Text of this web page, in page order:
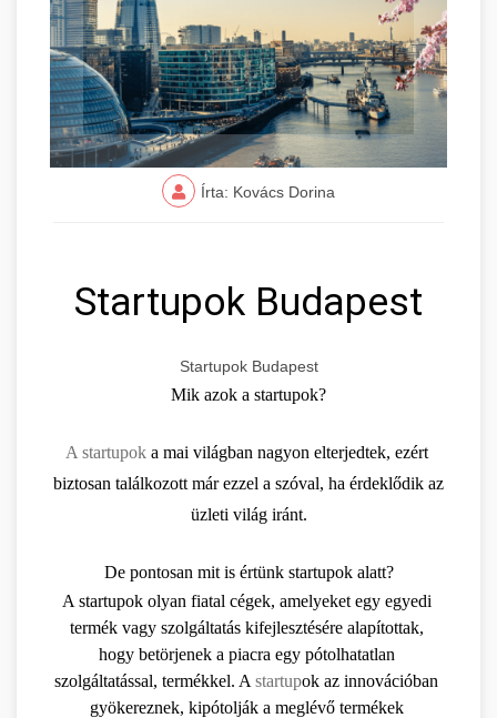
Írta: Kovács Dorina
Startupok Budapest
Startupok Budapest
Mik azok a startupok?
A startupok a mai világban nagyon elterjedtek, ezért
biztosan találkozott már ezzel a szóval, ha érdeklődik az
üzleti világ iránt.
De pontosan mit is értünk startupok alatt?
A startupok olyan fiatal cégek, amelyeket egy egyedi
termék vagy szolgáltatás kifejlesztésére alapítottak,
hogy betörjenek a piacra egy pótolhatatlan
szolgáltatással, termékkel. A startupok az innovációban
gyökereznek, kipótolják a meglévő termékek